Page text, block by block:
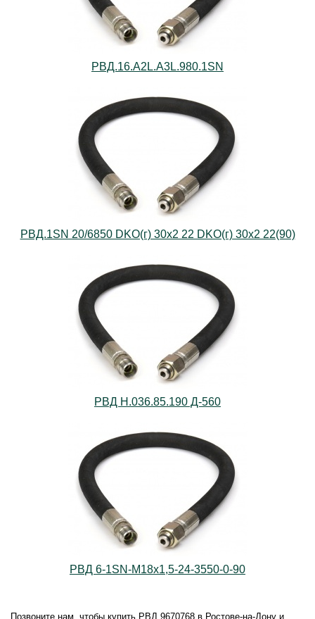
РВД.16.А2L.А3L.980.1SN
РВД.1SN 20/6850 DKO(г) 30х2 22 DKO(г) 30х2 22(90)
РВД Н.036.85.190 Д-560
РВД 6-1SN-M18х1,5-24-3550-0-90
Позвоните нам, чтобы купить РВД 9670768 в Ростове-на-Дону и